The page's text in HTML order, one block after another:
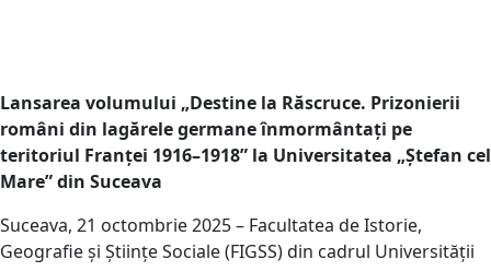
Lansarea volumului „Destine la Răscruce. Prizonierii
români din lagărele germane înmormântați pe
teritoriul Franței 1916–1918” la Universitatea „Ștefan cel
Mare” din Suceava
Suceava, 21 octombrie 2025 – Facultatea de Istorie,
Geografie și Științe Sociale (FIGSS) din cadrul Universității